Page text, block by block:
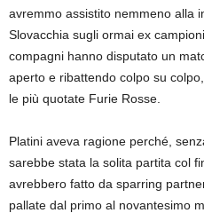
avremmo assistito nemmeno alla
Slovacchia sugli ormai ex
compagni hanno disputato un
aperto e ribattendo colpo su
le più quotate Furie Rosse.
Platini aveva ragione perché,
sarebbe stata la solita partita col
avrebbero fatto da sparring
pallate dal primo al novantesimo